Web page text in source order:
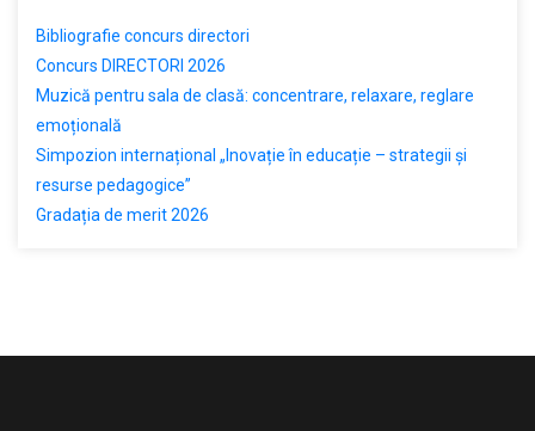
Bibliografie concurs directori
Concurs DIRECTORI 2026
Muzică pentru sala de clasă: concentrare, relaxare, reglare
emoțională
Simpozion internațional „Inovație în educație – strategii și
resurse pedagogice”
Gradația de merit 2026